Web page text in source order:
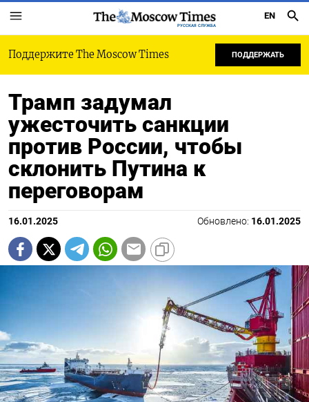
РУССКАЯ СЛУЖБА
EN
Поддержите The Moscow Times ПОДДЕРЖАТЬ
Трамп задумал
ужесточить санкции
против России, чтобы
склонить Путина к
переговорам
16.01.2025 Обновлено: 16.01.2025